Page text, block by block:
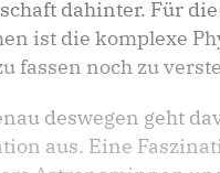
dahinter. Für
ist die komplexe
fassen noch zu
deswegen geht
aus. Eine